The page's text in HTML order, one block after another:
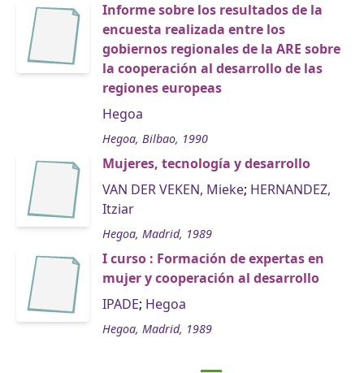
Informe sobre los resultados de la
encuesta realizada entre los
gobiernos regionales de la ARE sobre
la cooperación al desarrollo de las
regiones europeas
Hegoa
Hegoa, Bilbao, 1990
Mujeres, tecnología y desarrollo
VAN DER VEKEN, Mieke; HERNANDEZ,
Itziar
Hegoa, Madrid, 1989
I curso : Formación de expertas en
mujer y cooperación al desarrollo
IPADE; Hegoa
Hegoa, Madrid, 1989